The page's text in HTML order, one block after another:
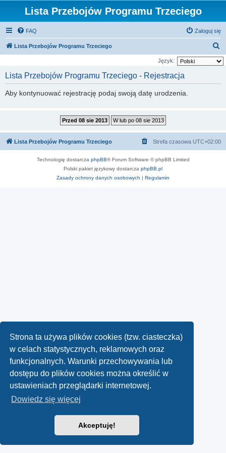
Strona ta używa plików cookies (tzw. ciasteczka)
w celach statystycznych, reklamowych oraz
funkcjonalnych. Warunki przechowywania lub
dostępu do plików cookies można określić w
ustawieniach przeglądarki internetowej.
Dowiedz się więcej
Akceptuję!
Lista Przebojów Programu Trzeciego
FAQ Zaloguj się
Lista Przebojów Programu Trzeciego
z
Język:
Lista Przebojów Programu Trzeciego - Rejestracja
Aby kontynuować rejestrację podaj swoją datę urodzenia.
Lista Przebojów Programu Trzeciego Strefa czasowa UTC+02:00
Technologię dostarcza phpBB® Forum Software © phpBB Limited
Polski pakiet językowy dostarcza phpBB.pl
Zasady ochrony danych osobowych
Regulamin